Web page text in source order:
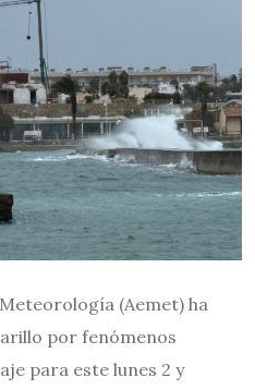
(Aemet) ha
por fenómenos
para este lunes 2 y